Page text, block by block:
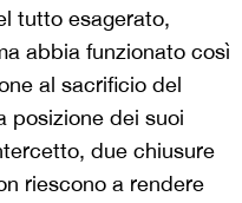
tutto esagerato,
abbia funzionato così
al sacrificio del
posizione dei suoi
due chiusure
riescono a rendere